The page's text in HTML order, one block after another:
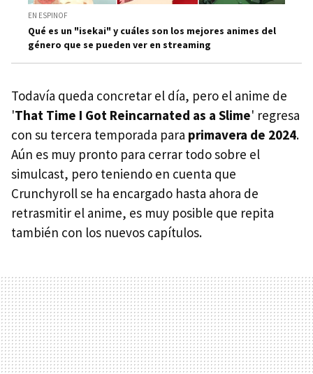
EN ESPINOF
Qué es un "isekai" y cuáles son los mejores animes del
género que se pueden ver en streaming
Todavía queda concretar el día, pero el anime de
'That Time I Got Reincarnated as a Slime' regresa
con su tercera temporada para primavera de 2024.
Aún es muy pronto para cerrar todo sobre el
simulcast, pero teniendo en cuenta que
Crunchyroll se ha encargado hasta ahora de
retrasmitir el anime, es muy posible que repita
también con los nuevos capítulos.